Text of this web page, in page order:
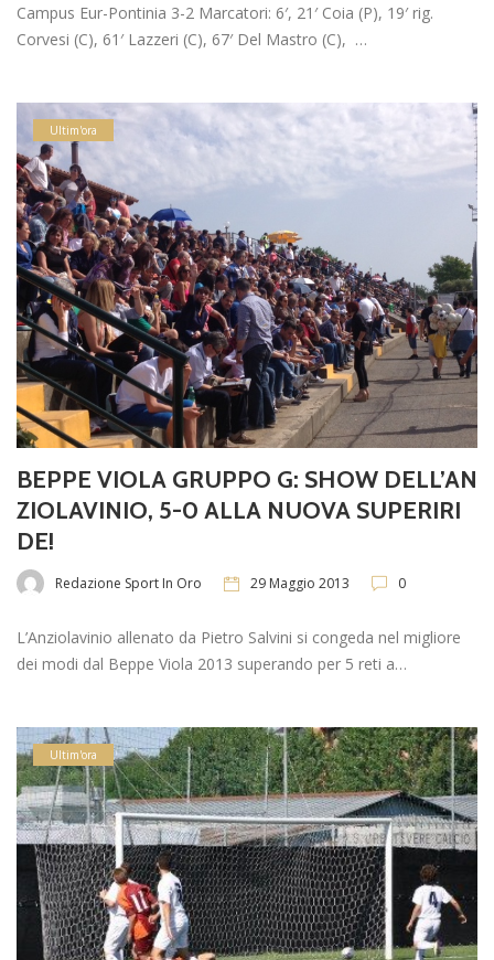
Campus Eur-Pontinia 3-2 Marcatori: 6′, 21′ Coia (P), 19′ rig.
Corvesi (C), 61′ Lazzeri (C), 67′ Del Mastro (C), …
Ultim'ora
BEPPE VIOLA GRUPPO G: SHOW DELL’AN
ZIOLAVINIO, 5-0 ALLA NUOVA SUPERIRI
DE!
Redazione Sport In Oro 29 Maggio 2013 0
L’Anziolavinio allenato da Pietro Salvini si congeda nel migliore
dei modi dal Beppe Viola 2013 superando per 5 reti a…
Ultim'ora